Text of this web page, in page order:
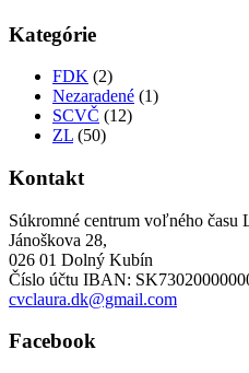
Kategórie
FDK (2)
Nezaradené (1)
SCVČ (12)
ZL (50)
Kontakt
Súkromné centrum voľného času
Jánoškova 28,
026 01 Dolný Kubín
Číslo účtu IBAN:
cvclaura.dk@gmail.com
Facebook